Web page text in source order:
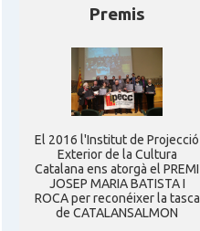
Premis
El 2016 l'Institut de Projecció
Exterior de la Cultura
Catalana ens atorgà el PREMI
JOSEP MARIA BATISTA I
ROCA per reconéixer la tasca
de CATALANSALMON